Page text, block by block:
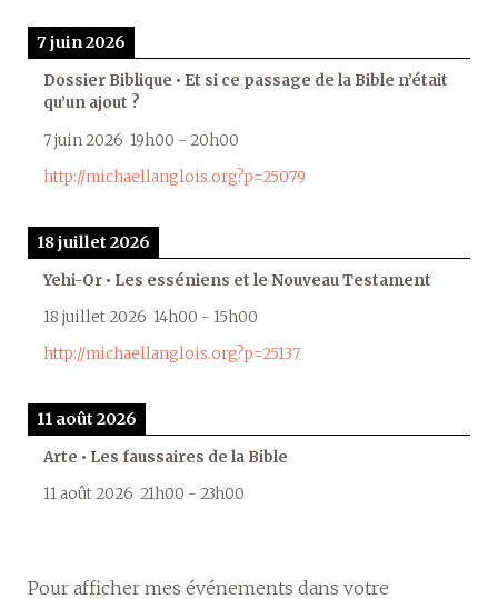
7 juin 2026
Dossier Biblique • Et si ce passage de la Bible n’était
qu’un ajout ?
7 juin 2026 19h00 - 20h00
http://michaellanglois.org?p=25079
18 juillet 2026
Yehi-Or • Les esséniens et le Nouveau Testament
18 juillet 2026 14h00 - 15h00
http://michaellanglois.org?p=25137
11 août 2026
Arte • Les faussaires de la Bible
11 août 2026 21h00 - 23h00
Pour afficher mes événements dans votre